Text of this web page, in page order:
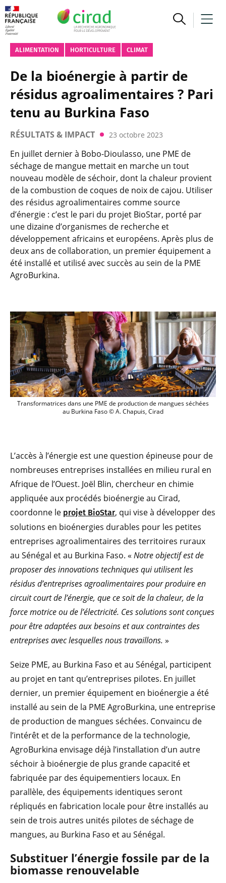
ALIMENTATION HORTICULTURE CLIMAT
De la bioénergie à partir de
résidus agroalimentaires ? Pari
tenu au Burkina Faso
RÉSULTATS & IMPACT 23 octobre 2023
En juillet dernier à Bobo-Dioulasso, une PME de
séchage de mangue mettait en marche un tout
nouveau modèle de séchoir, dont la chaleur provient
de la combustion de coques de noix de cajou. Utiliser
des résidus agroalimentaires comme source
d’énergie : c’est le pari du projet BioStar, porté par
une dizaine d’organismes de recherche et
développement africains et européens. Après plus de
deux ans de collaboration, un premier équipement a
été installé et utilisé avec succès au sein de la PME
AgroBurkina.
Transformatrices dans une PME de
Transformatrices dans une PME de production de mangues séchées
au Burkina Faso © A. Chapuis, Cirad
L’accès à l’énergie est une question épineuse pour de
nombreuses entreprises installées en milieu rural en
Afrique de l’Ouest. Joël Blin, chercheur en chimie
appliquée aux procédés bioénergie au Cirad,
coordonne le projet BioStar, qui vise à développer des
solutions en bioénergies durables pour les petites
entreprises agroalimentaires des territoires ruraux
au Sénégal et au Burkina Faso. « Notre objectif est de
proposer des innovations techniques qui utilisent les
résidus d’entreprises agroalimentaires pour produire en
circuit court de l’énergie, que ce soit de la chaleur, de la
force motrice ou de l’électricité. Ces solutions sont conçues
pour être adaptées aux besoins et aux contraintes des
entreprises avec lesquelles nous travaillons. »
Seize PME, au Burkina Faso et au Sénégal, participent
au projet en tant qu’entreprises pilotes. En juillet
dernier, un premier équipement en bioénergie a été
installé au sein de la PME AgroBurkina, une entreprise
de production de mangues séchées. Convaincu de
l’intérêt et de la performance de la technologie,
AgroBurkina envisage déjà l’installation d’un autre
séchoir à bioénergie de plus grande capacité et
fabriquée par des équipementiers locaux. En
parallèle, des équipements identiques seront
répliqués en fabrication locale pour être installés au
sein de trois autres unités pilotes de séchage de
mangues, au Burkina Faso et au Sénégal.
Substituer l’énergie fossile par de la
biomasse renouvelable